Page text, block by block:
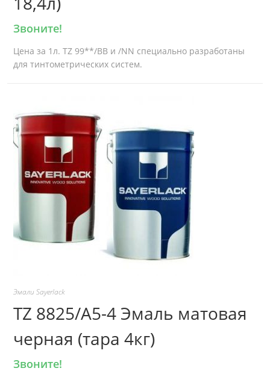
Звоните!
Цена за 1л. TZ 99**/BB и /NN специально разработаны
для тинтометрических систем.
Эмали Sayerlack
TZ 8825/A5-4 Эмаль матовая
черная (тара 4кг)
Звоните!